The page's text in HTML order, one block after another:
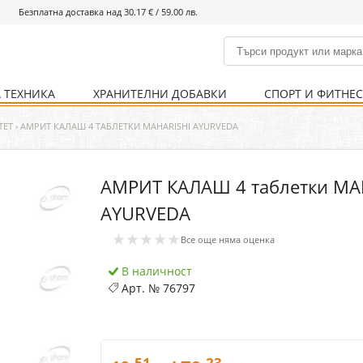
Безплатна доставка над 30.17 € / 59.00 лв.
% Хранителни добавки % Спорт и фитнес
Болно гърло Ваксини
Кости и стави Нервна система
Храносмилателна
Хомеопатия
Инхалатори Термометри
ХРАНИТЕЛНИ ДОБАВКИ
Кости и стави Нервна система
СПОРТ И ФИТНЕС
Храни и напитки Уреди и аксесоари
Детска козметика Козметика за мъже
Уреди Хранене
Хигиена на тялото Предпазни стредства
› АМРИТ КАЛАШ 4 ТАБЛЕТКИ MAHARISHI AYURVEDA
АМРИТ КАЛАШ 4 таблетки
AYURVEDA
★★★★★ Все още няма оценка
В наличност
Арт. №76797